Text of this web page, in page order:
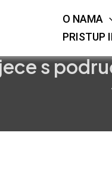
O NAMA
PRISTUP
s